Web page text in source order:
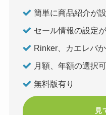
簡単に商品紹介が
セール情報の設定
Rinker、カエレバ
月額、年額の選択
無料版有り
見